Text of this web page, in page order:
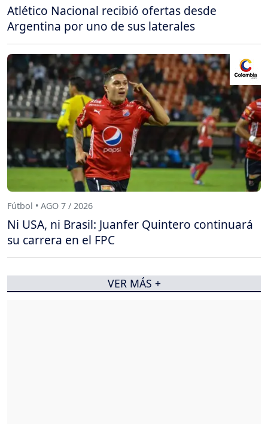
Atlético Nacional recibió ofertas desde
Argentina por uno de sus laterales
Fútbol • AGO 7 / 2026
Ni USA, ni Brasil: Juanfer Quintero continuará
su carrera en el FPC
VER MÁS +